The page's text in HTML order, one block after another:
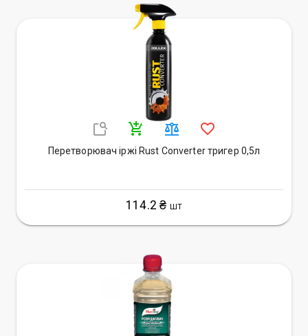
Перетворювач іржі Rust Converter тригер 0,5л
114.2 ₴ ШТ